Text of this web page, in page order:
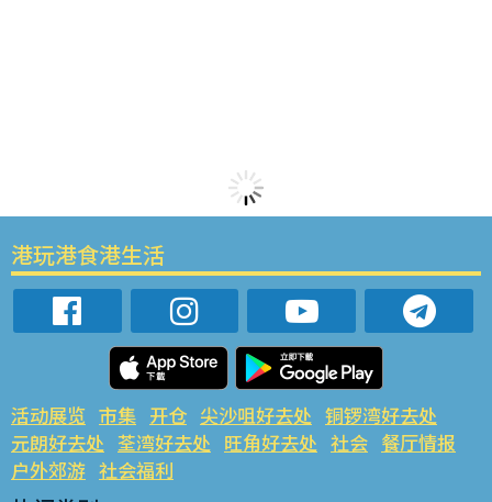
港玩港食港生活
活动展览 市集 开仓 尖沙咀好去处 铜锣湾好去处
元朗好去处 荃湾好去处 旺角好去处 社会 餐厅情报
户外郊游 社会福利